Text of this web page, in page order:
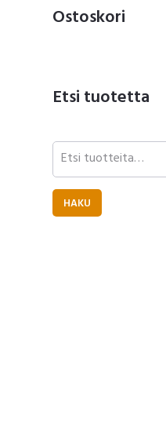
Ostoskori
Etsi tuotetta
Etsi:
HAKU